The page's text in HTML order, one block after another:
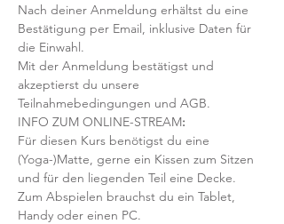
Nach deiner Anmeldung erhältst du eine
Bestätigung per Email, inklusive Daten für
die Einwahl.
Mit der Anmeldung bestätigst und
akzeptierst du unsere
Teilnahmebedingungen und AGB.
INFO ZUM ONLINE-STREAM:
Für diesen Kurs benötigst du eine
(Yoga-)Matte, gerne ein Kissen zum Sitzen
und für den liegenden Teil eine Decke.
Zum Abspielen brauchst du ein Tablet,
Handy oder einen PC.